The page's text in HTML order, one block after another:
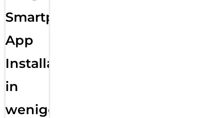
Smartphone
App
Installation
in
wenigen